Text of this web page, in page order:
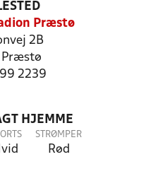
Præstø
2B
2239
HJEMME
STRØMPER
Rød